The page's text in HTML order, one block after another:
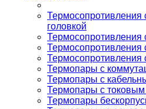
Термосопротивления
головкой
Термопары с
Термопары с
Термопары с
Термопары